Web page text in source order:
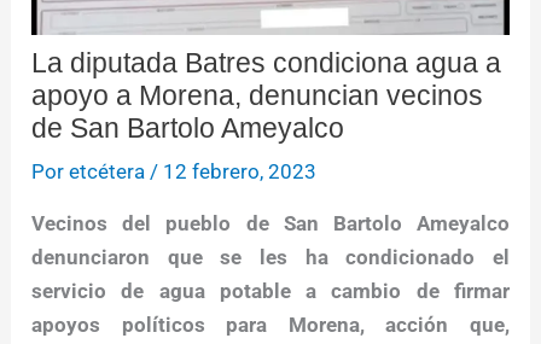
La diputada Batres condiciona agua a
apoyo a Morena, denuncian vecinos
de San Bartolo Ameyalco
Poretcétera / 12 febrero, 2023
Vecinos del pueblo de San Bartolo Ameyalco
denunciaron que se les ha condicionado el
servicio de agua potable a cambio de firmar
apoyos políticos para Morena, acción que,